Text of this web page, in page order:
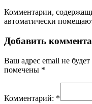
Комментарии,
автоматически
Добавить
Ваш адрес email не
помечены *
Комментарий: *